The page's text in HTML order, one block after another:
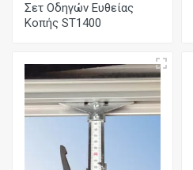
Σετ Οδηγών Ευθείας
Κοπής ST1400